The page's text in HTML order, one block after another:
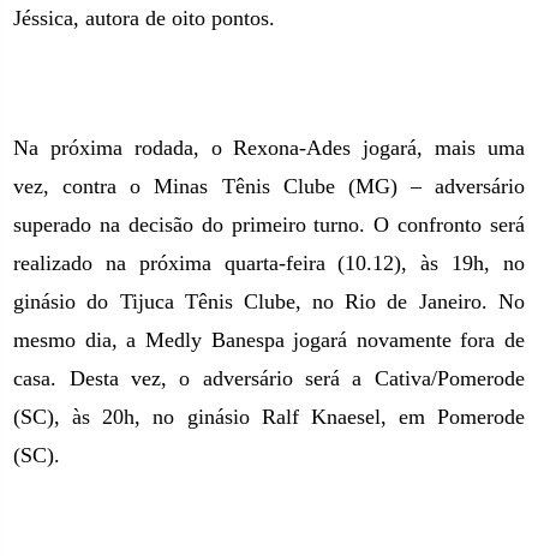
Jéssica, autora de oito pontos.
Na próxima rodada, o Rexona-Ades jogará, mais uma
vez, contra o Minas Tênis Clube (MG) – adversário
superado na decisão do primeiro turno. O confronto será
realizado na próxima quarta-feira (10.12), às 19h, no
ginásio do Tijuca Tênis Clube, no Rio de Janeiro. No
mesmo dia, a Medly Banespa jogará novamente fora de
casa. Desta vez, o adversário será a Cativa/Pomerode
(SC), às 20h, no ginásio Ralf Knaesel, em Pomerode
(SC).